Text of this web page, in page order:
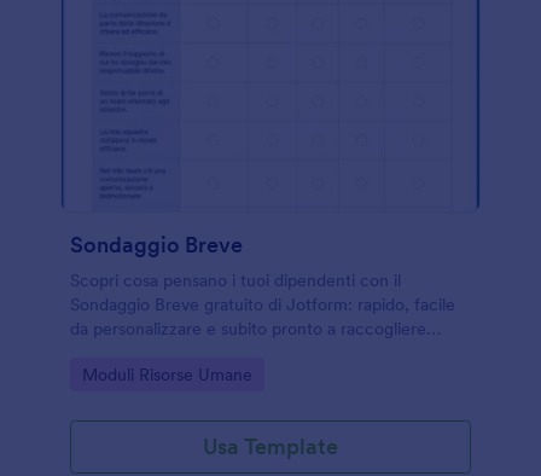
Sondaggio Breve
Scopri cosa pensano i tuoi dipendenti con il
Sondaggio Breve gratuito di Jotform: rapido, facile
da personalizzare e subito pronto a raccogliere
Go to Category:
Moduli Risorse Umane
Usa Template